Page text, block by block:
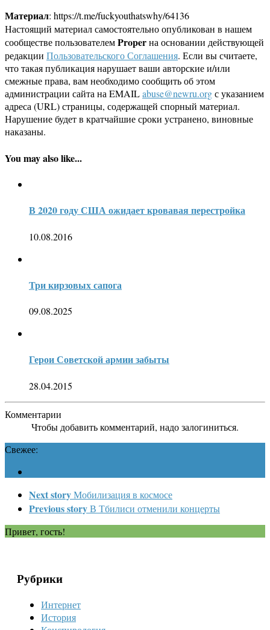
Материал: https://t.me/fuckyouthatswhy/64136
Настоящий материал самостоятельно опубликован в нашем
сообществе пользователемProperна основании действующей
редакции Пользовательского Соглашения. Если вы считаете,
что такая публикация нарушает ваши авторские и/или
смежные права, вам необходимо сообщить об этом
администрации сайта на EMAILabuse@newru.orgс указанием
адреса (URL) страницы, содержащей спорный материал.
Нарушение будет в кратчайшие сроки устранено, виновные
наказаны.
You may also like...
В 2020 году США ожидает кровавая перестройка
10.08.2016
Три кирзовых сапога
09.08.2025
Герои Советской армии забыты
28.04.2015
Комментарии
Чтобы добавить комментарий, надо залогиниться.
Свежее:
Next storyМобилизация в космосе
Previous storyВ Тбилиси отменили концерты
Привет, гость!
Рубрики
Интернет
История